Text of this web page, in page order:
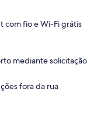
com fio e Wi-Fi grátis
mediante solicitação
fora da rua